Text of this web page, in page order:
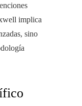
implica
sino